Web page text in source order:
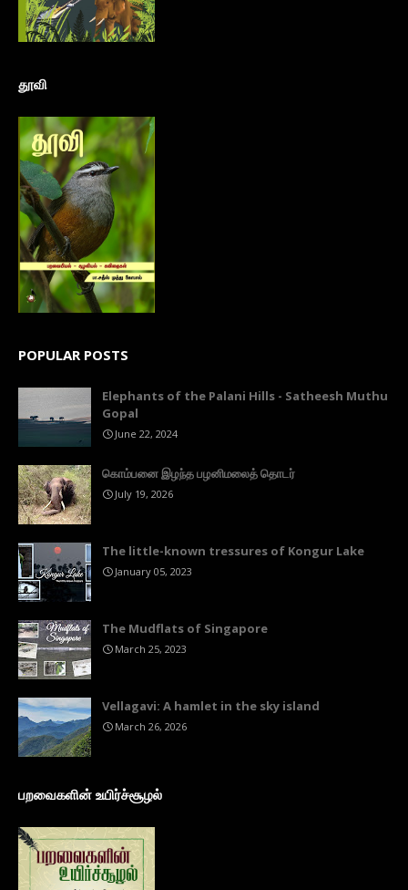
தூவி
POPULAR POSTS
Elephants of the Palani Hills - Satheesh Muthu
Gopal
June 22, 2024
கொம்பனை இழந்த பழனிமலைத் தொடர்
July 19, 2026
The little-known tressures of Kongur Lake
January 05, 2023
The Mudflats of Singapore
March 25, 2023
Vellagavi: A hamlet in the sky island
March 26, 2026
பறவைகளின் உயிர்ச்சூழல்